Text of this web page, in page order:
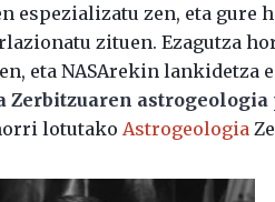
zen, eta gure
zituen. Ezagutza
eta NASArekin lankidetza
Zerbitzuaren
lotutako Astrogeologia